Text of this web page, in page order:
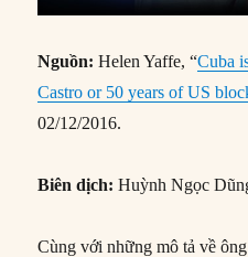
Nguồn: Helen Yaffe, “Cuba
Castro or 50 years of US
02/12/2016.
Biên dịch:Huỳnh Ngọc
Cùng với những mô tả về